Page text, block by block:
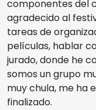
componentes del
agradecido al
tareas de
películas, hablar
jurado, donde he
somos un grupo
muy chula, me ha
finalizado.